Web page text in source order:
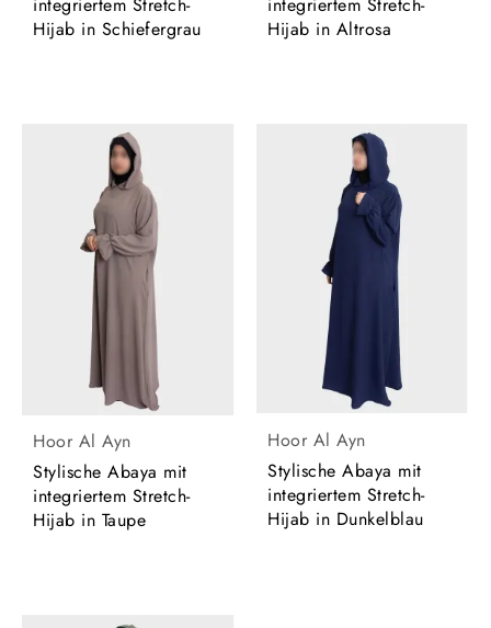
integriertem Stretch-
Hijab in Schiefergrau
integriertem Stretch-
Hijab in Altrosa
Hoor Al Ayn
Stylische Abaya mit
integriertem Stretch-
Hijab in Taupe
Hoor Al Ayn
Stylische Abaya mit
integriertem Stretch-
Hijab in Dunkelblau